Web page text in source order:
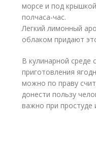
морсе и под
полчаса-час.
Легкий лимонный
облаком придают
В кулинарной среде
приготовления
можно по праву
донести пользу
важно при простуде